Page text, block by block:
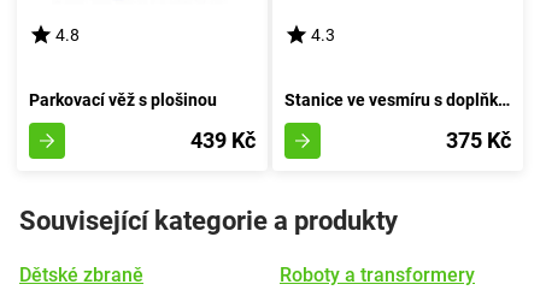
4.8
Parkovací věž s plošinou
439 Kč
4.3
Stanice ve vesmíru s doplňky 15 kusů
375 Kč
Související kategorie a produkty
Dětské zbraně Roboty a transformery